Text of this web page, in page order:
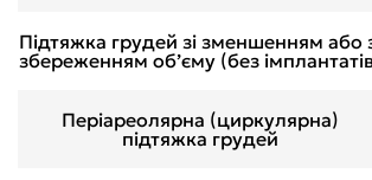
Підтяжка грудей зі зменшенням або
збереженням об’єму (без
Періареолярна (циркулярна)
підтяжка грудей